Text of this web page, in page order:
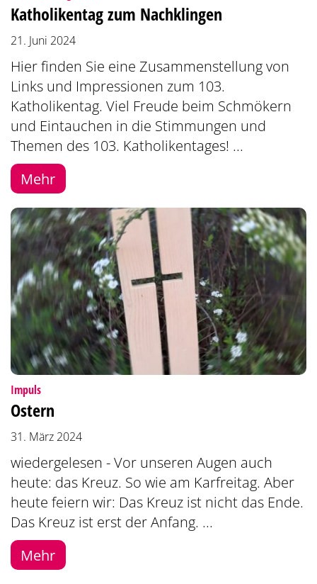
Katholikentag zum Nachklingen
21. Juni 2024
Hier finden Sie eine Zusammenstellung von
Links und Impressionen zum 103.
Katholikentag. Viel Freude beim Schmökern
und Eintauchen in die Stimmungen und
Themen des 103. Katholikentages! ...
Mehr
Impuls:
Ostern
31. März 2024
wiedergelesen - Vor unseren Augen auch
heute: das Kreuz. So wie am Karfreitag. Aber
heute feiern wir: Das Kreuz ist nicht das Ende.
Das Kreuz ist erst der Anfang. ...
Mehr